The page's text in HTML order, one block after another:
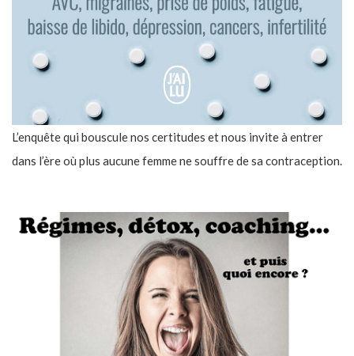
L’enquête qui bouscule nos certitudes et nous invite à entrer
dans l’ère où plus aucune femme ne souffre de sa contraception.